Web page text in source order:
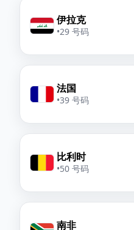
伊拉克
•29 号码
法国
•39 号码
比利时
•50 号码
南非